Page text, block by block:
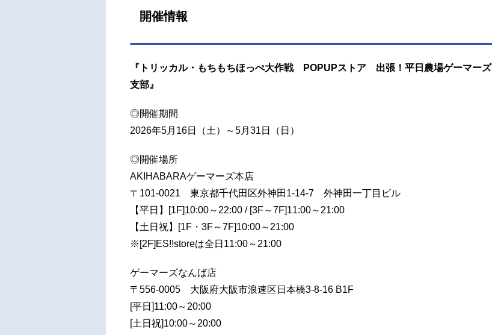
開催情報
『トリッカル・もちもちほっぺ大作戦 POPUPストア 出張！平日農場ゲーマーズ
支部』
◎開催期間
2026年5月16日（土）～5月31日（日）
◎開催場所
AKIHABARAゲーマーズ本店
〒101-0021 東京都千代田区外神田1-14-7 外神田一丁目ビル
【平日】[1F]10:00～22:00 / [3F～7F]11:00～21:00
【土日祝】[1F・3F～7F]10:00～21:00
※[2F]ES!!storeは全日11:00～21:00
ゲーマーズなんば店
〒556-0005 大阪府大阪市浪速区日本橋3-8-16 B1F
[平日]11:00～20:00
[土日祝]10:00～20:00